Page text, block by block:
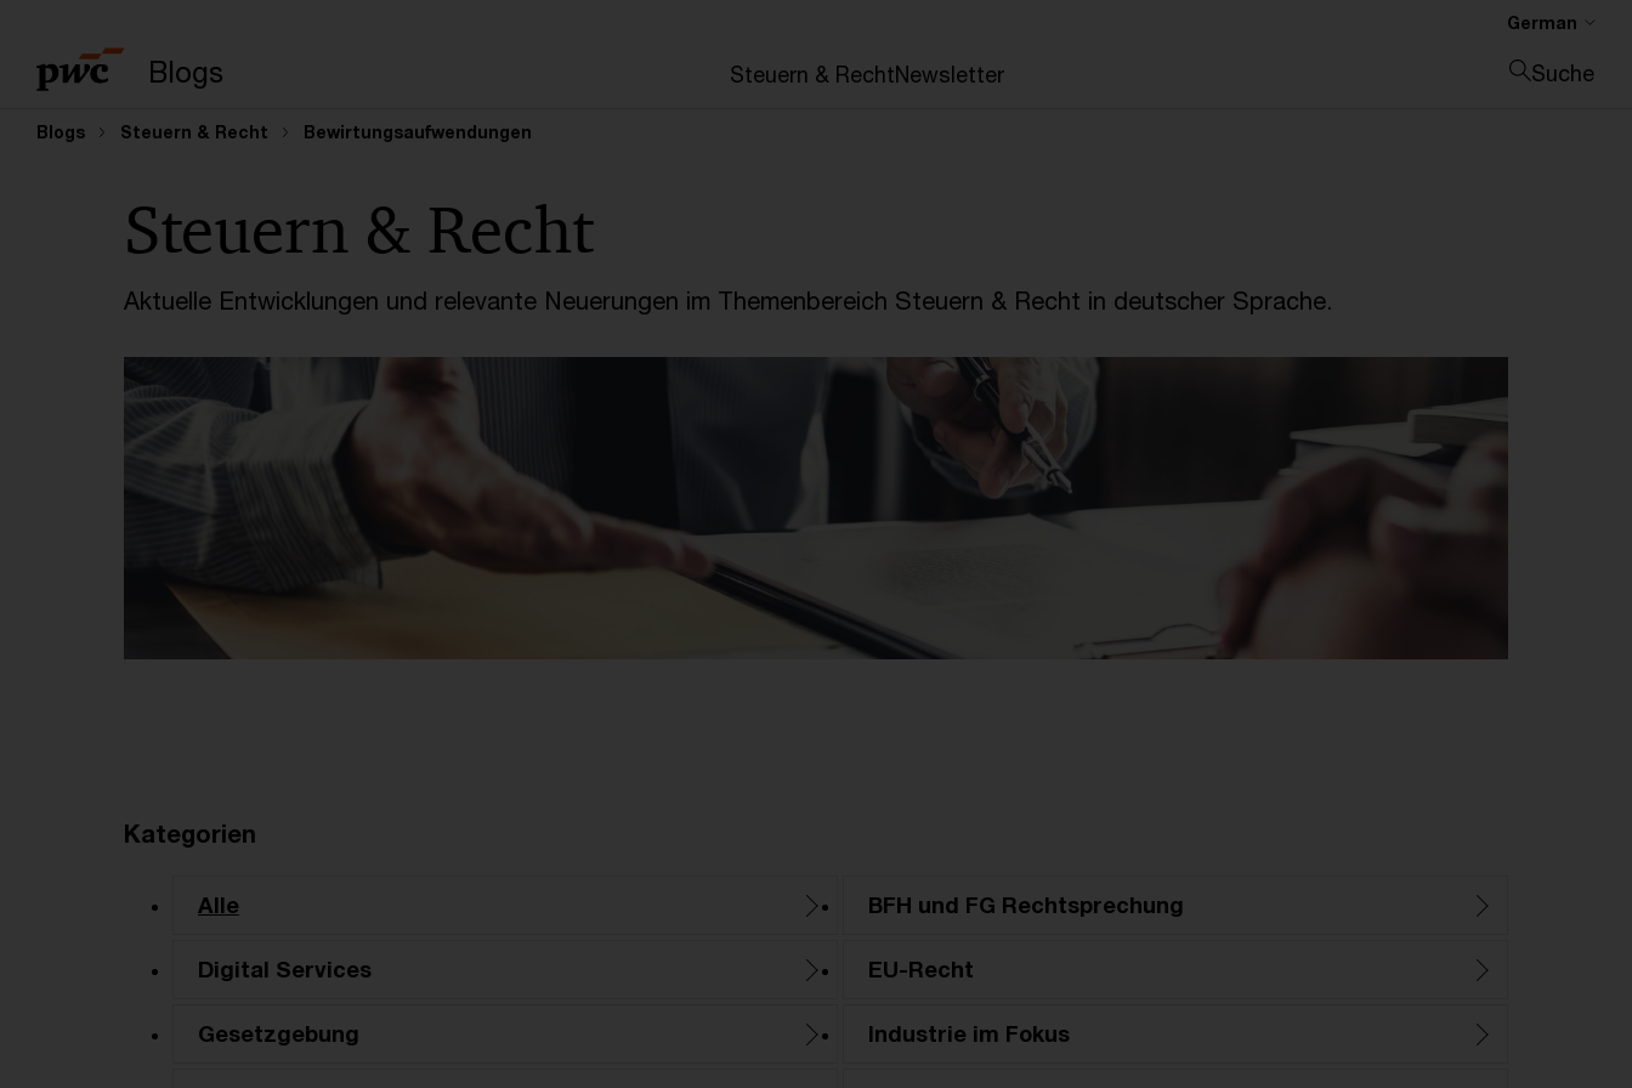
Blogs Steuern & RechtNewsletter
German
Suche
Blogs Steuern & Recht Bewirtungsaufwendungen
Steuern & Recht
Aktuelle Entwicklungen und relevante Neuerungen im Themenbereich Steuern & Recht in deutscher Sprache.
Kategorien
Alle BFH und FG Rechtsprechung
Digital Services EU-Recht
Gesetzgebung Industrie im Fokus